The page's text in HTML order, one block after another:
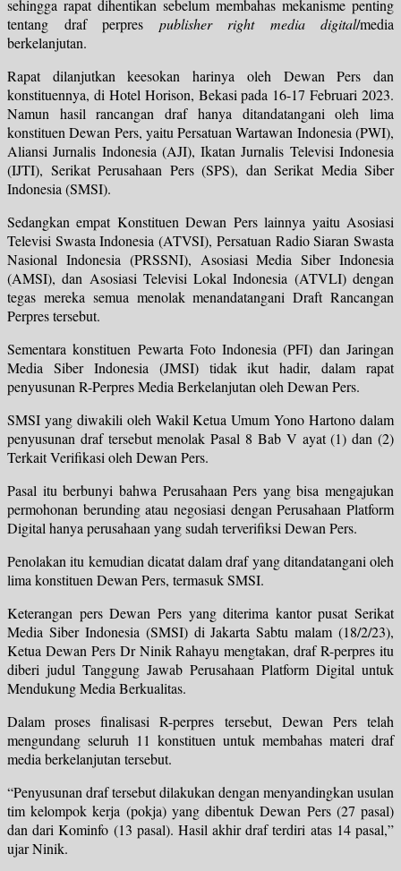
sehingga rapat dihentikan sebelum membahas mekanisme penting
tentang draf perpres publisher right media digital/media
berkelanjutan.
Rapat dilanjutkan keesokan harinya oleh Dewan Pers dan
konstituennya, di Hotel Horison, Bekasi pada 16-17 Februari 2023.
Namun hasil rancangan draf hanya ditandatangani oleh lima
konstituen Dewan Pers, yaitu Persatuan Wartawan Indonesia (PWI),
Aliansi Jurnalis Indonesia (AJI), Ikatan Jurnalis Televisi Indonesia
(IJTI), Serikat Perusahaan Pers (SPS), dan Serikat Media Siber
Indonesia (SMSI).
Sedangkan empat Konstituen Dewan Pers lainnya yaitu Asosiasi
Televisi Swasta Indonesia (ATVSI), Persatuan Radio Siaran Swasta
Nasional Indonesia (PRSSNI), Asosiasi Media Siber Indonesia
(AMSI), dan Asosiasi Televisi Lokal Indonesia (ATVLI) dengan
tegas mereka semua menolak menandatangani Draft Rancangan
Perpres tersebut.
Sementara konstituen Pewarta Foto Indonesia (PFI) dan Jaringan
Media Siber Indonesia (JMSI) tidak ikut hadir, dalam rapat
penyusunan R-Perpres Media Berkelanjutan oleh Dewan Pers.
SMSI yang diwakili oleh Wakil Ketua Umum Yono Hartono dalam
penyusunan draf tersebut menolak Pasal 8 Bab V ayat (1) dan (2)
Terkait Verifikasi oleh Dewan Pers.
Pasal itu berbunyi bahwa Perusahaan Pers yang bisa mengajukan
permohonan berunding atau negosiasi dengan Perusahaan Platform
Digital hanya perusahaan yang sudah terverifiksi Dewan Pers.
Penolakan itu kemudian dicatat dalam draf yang ditandatangani oleh
lima konstituen Dewan Pers, termasuk SMSI.
Keterangan pers Dewan Pers yang diterima kantor pusat Serikat
Media Siber Indonesia (SMSI) di Jakarta Sabtu malam (18/2/23),
Ketua Dewan Pers Dr Ninik Rahayu mengtakan, draf R-perpres itu
diberi judul Tanggung Jawab Perusahaan Platform Digital untuk
Mendukung Media Berkualitas.
Dalam proses finalisasi R-perpres tersebut, Dewan Pers telah
mengundang seluruh 11 konstituen untuk membahas materi draf
media berkelanjutan tersebut.
“Penyusunan draf tersebut dilakukan dengan menyandingkan usulan
tim kelompok kerja (pokja) yang dibentuk Dewan Pers (27 pasal)
dan dari Kominfo (13 pasal). Hasil akhir draf terdiri atas 14 pasal,”
ujar Ninik.